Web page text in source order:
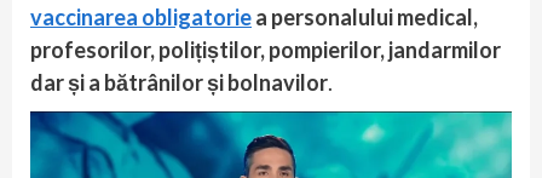
vaccinarea obligatoriea personalului medical,
profesorilor, polițiștilor, pompierilor, jandarmilor
dar și a bătrânilor și bolnavilor.